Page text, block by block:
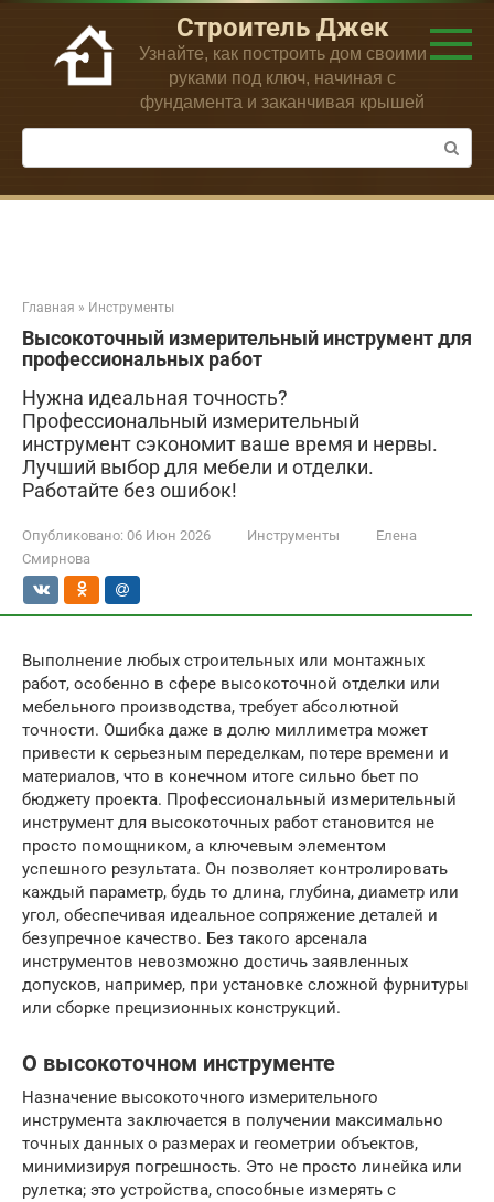
Перейти
контенту
Строитель Джек
Узнайте, как построить дом своими
руками под ключ, начиная с
фундамента и заканчивая крышей
Поиск:
Главная » Инструменты
Высокоточный измерительный инструмент для
профессиональных работ
Нужна идеальная точность?
Профессиональный измерительный
инструмент сэкономит ваше время и нервы.
Лучший выбор для мебели и отделки.
Работайте без ошибок!
Опубликовано: 06 Июн 2026 Инструменты
Елена
Смирнова
Выполнение любых строительных или монтажных
работ, особенно в сфере высокоточной отделки или
мебельного производства, требует абсолютной
точности. Ошибка даже в долю миллиметра может
привести к серьезным переделкам, потере времени и
материалов, что в конечном итоге сильно бьет по
бюджету проекта. Профессиональный измерительный
инструмент для высокоточных работ становится не
просто помощником, а ключевым элементом
успешного результата. Он позволяет контролировать
каждый параметр, будь то длина, глубина, диаметр или
угол, обеспечивая идеальное сопряжение деталей и
безупречное качество. Без такого арсенала
инструментов невозможно достичь заявленных
допусков, например, при установке сложной фурнитуры
или сборке прецизионных конструкций.
О высокоточном инструменте
Назначение высокоточного измерительного
инструмента заключается в получении максимально
точных данных о размерах и геометрии объектов,
минимизируя погрешность. Это не просто линейка или
рулетка; это устройства, способные измерять с